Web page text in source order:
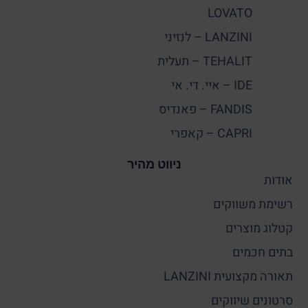
LOVATO
LANZINI – לנזיני
TEHALIT – תעלית
IDE – איי. די. אי
FANDIS – פאנדיס
CAPRI – קאפרי
ניווט מהיר
אודות
רשימת משווקים
קטלוג מוצרים
בתים חכמים
תאורה מקצועית LANZINI
סרטונים שיווקים